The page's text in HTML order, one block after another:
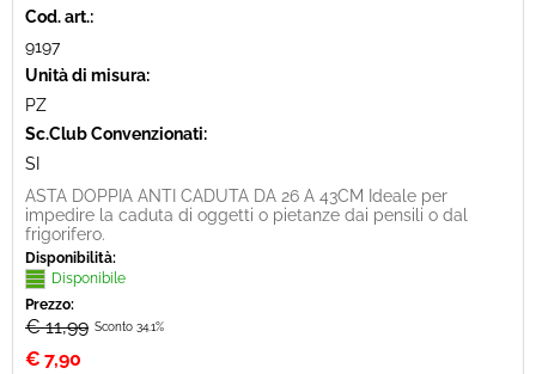
Cod. art.:
9197
Unità di misura:
PZ
Sc.Club Convenzionati:
SI
ASTA DOPPIA ANTI CADUTA DA 26 A 43CM Ideale per
impedire la caduta di oggetti o pietanze dai pensili o dal
frigorifero.
Disponibilità:
Disponibile
Prezzo:
€ 11,99 Sconto 34.1%
€ 7,90